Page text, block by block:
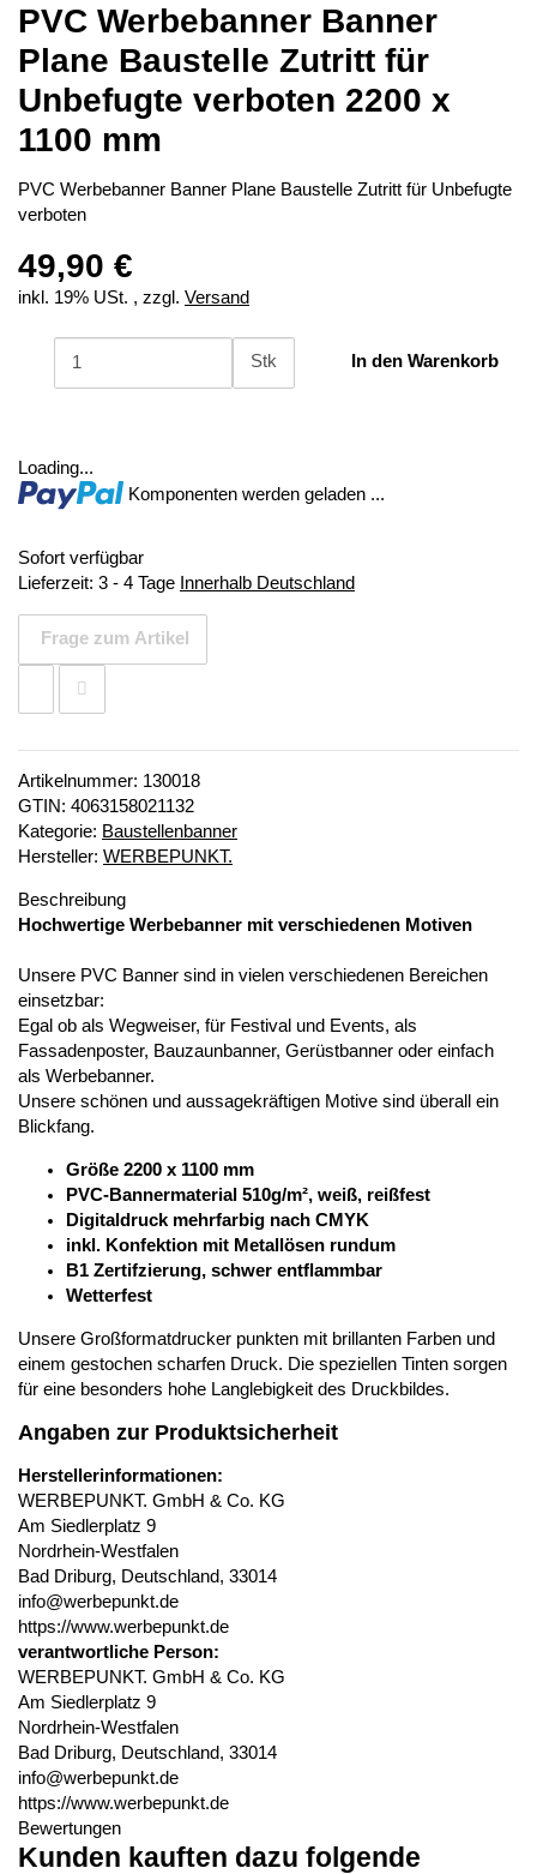
PVC Werbebanner Banner
Plane Baustelle Zutritt für
Unbefugte verboten 2200 x
1100 mm
PVC Werbebanner Banner Plane Baustelle Zutritt für Unbefugte
verboten
49,90 €
inkl. 19% USt. , zzgl. Versand
Stk In den Warenkorb
Loading...
Komponenten werden geladen ...
Sofort verfügbar
Lieferzeit: 3 - 4 Tage Innerhalb Deutschland
Frage zum Artikel
Artikelnummer: 130018
GTIN: 4063158021132
Kategorie: Baustellenbanner
Hersteller: WERBEPUNKT.
Beschreibung
Hochwertige Werbebanner mit verschiedenen Motiven
Unsere PVC Banner sind in vielen verschiedenen Bereichen
einsetzbar:
Egal ob als Wegweiser, für Festival und Events, als
Fassadenposter, Bauzaunbanner, Gerüstbanner oder einfach
als Werbebanner.
Unsere schönen und aussagekräftigen Motive sind überall ein
Blickfang.
Größe 2200 x 1100 mm
PVC-Bannermaterial 510g/m², weiß, reißfest
Digitaldruck mehrfarbig nach CMYK
inkl. Konfektion mit Metallösen rundum
B1 Zertifzierung, schwer entflammbar
Wetterfest
Unsere Großformatdrucker punkten mit brillanten Farben und
einem gestochen scharfen Druck. Die speziellen Tinten sorgen
für eine besonders hohe Langlebigkeit des Druckbildes.
Angaben zur Produktsicherheit
Herstellerinformationen:
WERBEPUNKT. GmbH & Co. KG
Am Siedlerplatz 9
Nordrhein-Westfalen
Bad Driburg, Deutschland, 33014
info@werbepunkt.de
https://www.werbepunkt.de
verantwortliche Person:
WERBEPUNKT. GmbH & Co. KG
Am Siedlerplatz 9
Nordrhein-Westfalen
Bad Driburg, Deutschland, 33014
info@werbepunkt.de
https://www.werbepunkt.de
Bewertungen
Kunden kauften dazu folgende